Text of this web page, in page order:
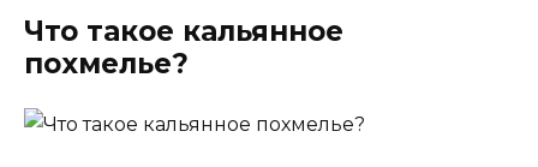
Что такое кальянное
похмелье?